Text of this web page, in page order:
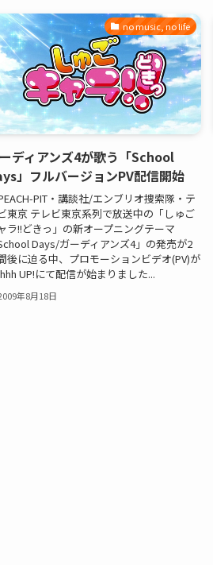
no music, no life
ディアンズ4が歌う「School
」フルバージョンPV配信開始
PIT・講談社/エンブリオ捜索隊・テ
東京 テレビ東京系列で放送中の「しゅご
ラ!!どきっ」の新オープニングテーマ
School Days/ガーディアンズ4」の発売が2
後に迫る中、プロモーションビデオ(PV)が
UP!にて配信が始まりました...
年8月18日